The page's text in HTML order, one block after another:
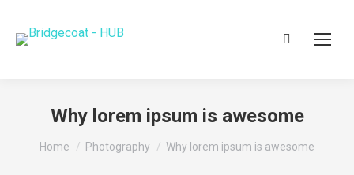
Search:
Why lorem ipsum is awesome
You are here:
Home Photography Why lorem ipsum is awesome